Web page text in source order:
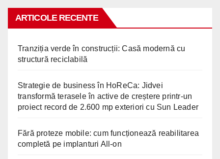
ARTICOLE RECENTE
Tranziția verde în construcții: Casă modernă cu
structură reciclabilă
Strategie de business în HoReCa: Jidvei
transformă terasele în active de creștere printr-un
proiect record de 2.600 mp exteriori cu Sun Leader
Fără proteze mobile: cum funcționează reabilitarea
completă pe implanturi All-on